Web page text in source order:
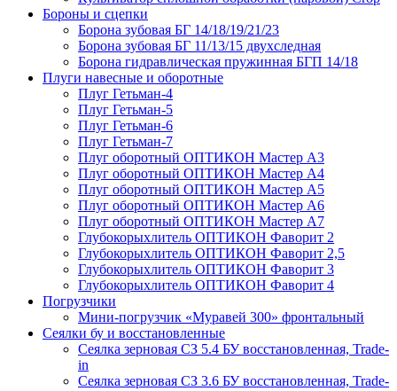
Бороны и сцепки
Борона зубовая БГ 14/18/19/21/23
Борона зубовая БГ 11/13/15 двухследная
Борона гидравлическая пружинная БГП 14/18
Плуги навесные и оборотные
Плуг Гетьман-4
Плуг Гетьман-5
Плуг Гетьман-6
Плуг Гетьман-7
Плуг оборотный ОПТИКОН Мастер А3
Плуг оборотный ОПТИКОН Мастер А4
Плуг оборотный ОПТИКОН Мастер А5
Плуг оборотный ОПТИКОН Мастер А6
Плуг оборотный ОПТИКОН Мастер А7
Глубокорыхлитель ОПТИКОН Фаворит 2
Глубокорыхлитель ОПТИКОН Фаворит 2,5
Глубокорыхлитель ОПТИКОН Фаворит 3
Глубокорыхлитель ОПТИКОН Фаворит 4
Погрузчики
Мини-погрузчик «Муравей 300» фронтальный
Сеялки бу и восстановленные
Сеялка зерновая СЗ 5.4 БУ восстановленная, Trade-
in
Сеялка зерновая СЗ 3.6 БУ восстановленная, Trade-